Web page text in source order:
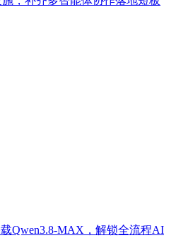
Qwen3.8-MAX，解锁全流程AI